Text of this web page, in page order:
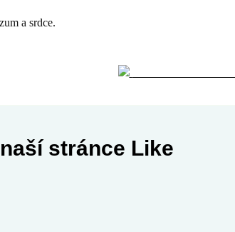
a srdce.
stránce Like